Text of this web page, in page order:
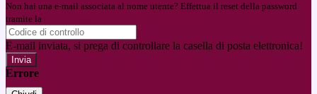
Non hai una e-mail associata al nome utente? Effettua il reset della password
tramite la
E-mail inviata, si prega di controllare la casella di posta elettronica!
Errore